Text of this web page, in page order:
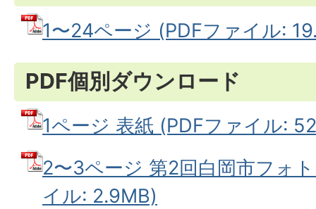
1〜24ページ (PDFファイル:
PDF個別ダウンロード
1ページ 表紙 (PDFファイル:
2〜3ページ 第2回白岡市フォ
イル: 2.9MB)